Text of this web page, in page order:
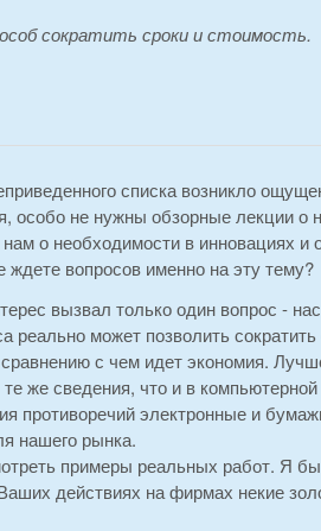
сократить сроки и стоимость.
списка возникло
особо не нужны обзорные лекции о
о необходимости в инновациях
вопросов именно на эту тему?
вызвал только один вопрос -
реально может позволить
с чем идет экономия.
же сведения, что и в компьютерной
противоречий электронные и
нашего рынка.
примеры реальных работ. Я
действиях на фирмах некие